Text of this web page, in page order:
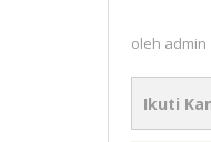
oleh admin
Ikuti